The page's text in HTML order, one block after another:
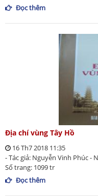
Đọc thêm
Địa chí vùng Tây Hồ
16 Th7 2018 11:35
- Tác giả: Nguyễn Vinh Phúc -
Số trang: 1099 tr
Đọc thêm